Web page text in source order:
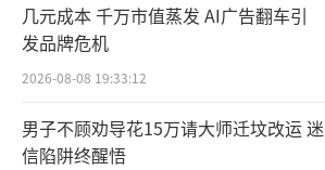
几元成本 千万市值蒸发 AI广告翻车引
发品牌危机
2026-08-08 19:33:12
男子不顾劝导花15万请大师迁坟改运 迷
信陷阱终醒悟